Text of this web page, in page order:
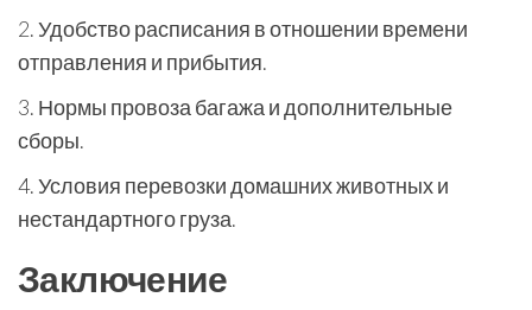
2. Удобство расписания в отношении времени
отправления и прибытия.
3. Нормы провоза багажа и дополнительные
сборы.
4. Условия перевозки домашних животных и
нестандартного груза.
Заключение